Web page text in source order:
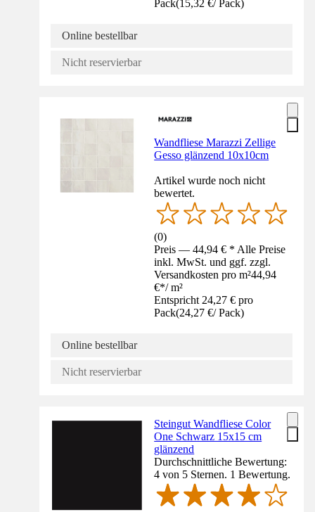
Pack(15,32 €/ Pack)
Online bestellbar
Nicht reservierbar
Wandfliese Marazzi Zellige
Gesso glänzend 10x10cm
Artikel wurde noch nicht
bewertet.
(0)
Preis — 44,94 € * Alle Preise
inkl. MwSt. und ggf. zzgl.
Versandkosten pro m²44,94
€*/ m²
Entspricht 24,27 € pro
Pack(24,27 €/ Pack)
Online bestellbar
Nicht reservierbar
Steingut Wandfliese Color
One Schwarz 15x15 cm
glänzend
Durchschnittliche Bewertung:
4 von 5 Sternen. 1 Bewertung.